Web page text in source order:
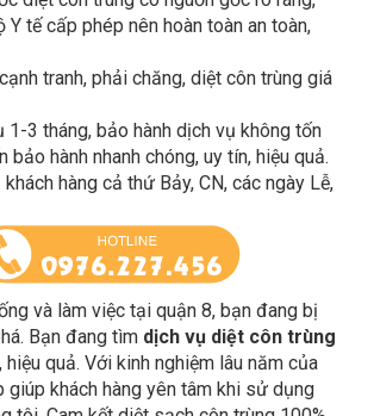
Y tế cấp phép nên hoàn toàn an toàn,
tranh, phải chăng, diệt côn trùng giá
1-3 tháng, bảo hành dịch vụ không tốn
bảo hành nhanh chóng, uy tín, hiệu quả.
hàng cả thứ Bảy, CN, các ngày Lễ,
và làm việc tại quận 8, bạn đang bị
Bạn đang tìmdịch vụ diệt côn trùng
quả. Với kinh nghiệm lâu năm của
giúp khách hàng yên tâm khi sử dụng
tôi. Cam kết diệt sạch côn trùng 100%